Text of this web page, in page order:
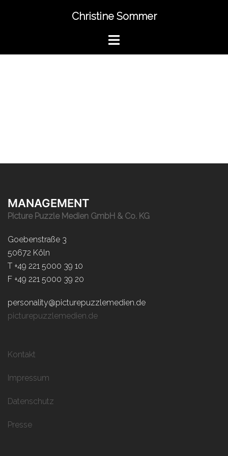
Christine Sommer
MANAGEMENT
Picture Puzzle Medien GmbH & Co. KG
Goebenstraße 3
50672 Köln
T +49 221 5000 39 10
F +49 221 5000 39 20
personality@picturepuzzlemedien.de
picturepuzzlemedien.de
Kontakt
Impressum
Datenschutz
Presse